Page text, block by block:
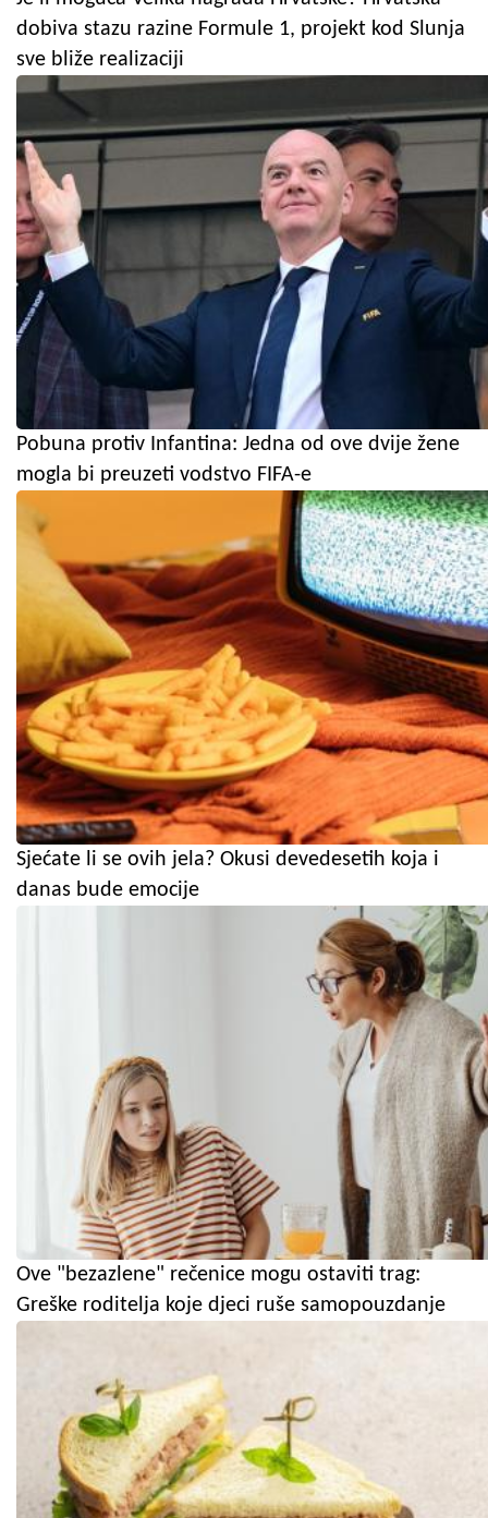
dobiva stazu razine Formule 1, projekt kod Slunja
sve bliže realizaciji
Pobuna protiv Infantina: Jedna od ove dvije žene
mogla bi preuzeti vodstvo FIFA-e
Sjećate li se ovih jela? Okusi devedesetih koja i
danas bude emocije
Ove "bezazlene" rečenice mogu ostaviti trag:
Greške roditelja koje djeci ruše samopouzdanje